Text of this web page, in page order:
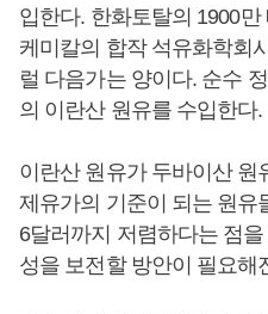
입한다. 한화토탈의 1900만
케미칼의 합작 석유화학회
럴 다음가는 양이다. 순수
의 이란산 원유를 수입한다.
이란산 원유가 두바이산 원
제유가의 기준이 되는 원유
6달러까지 저렴하다는 점
성을 보전할 방안이 필요해